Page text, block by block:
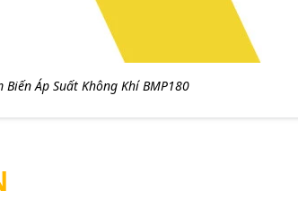
Biến Áp Suất Không Khí BMP180